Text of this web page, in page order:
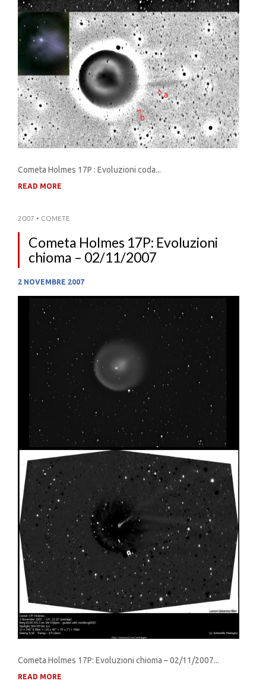
Cometa Holmes 17P : Evoluzioni coda...
READ MORE
2007 • COMETE
Cometa Holmes 17P: Evoluzioni
chioma – 02/11/2007
2 NOVEMBRE 2007
Cometa Holmes 17P: Evoluzioni chioma – 02/11/2007...
READ MORE